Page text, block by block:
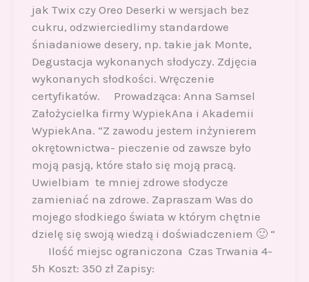
jak Twix czy Oreo Deserki w wersjach bez
cukru, odzwierciedlimy standardowe
śniadaniowe desery, np. takie jak Monte,
Degustacja wykonanych słodyczy. Zdjęcia
wykonanych słodkości. Wręczenie
certyfikatów. Prowadząca: Anna Samsel
Założycielka firmy WypiekAna i Akademii
WypiekAna. “Z zawodu jestem inżynierem
okrętownictwa- pieczenie od zawsze było
moją pasją, które stało się moją pracą.
Uwielbiam te mniej zdrowe słodycze
zamieniać na zdrowe. Zapraszam Was do
mojego słodkiego świata w którym chętnie
dzielę się swoją wiedzą i doświadczeniem 🙂 “
Ilość miejsc ograniczona Czas Trwania 4-
5h Koszt: 350 zł Zapisy: